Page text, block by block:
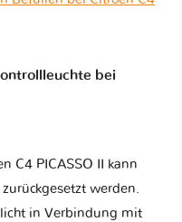
bei
C4 PICASSO II kann
werden.
in Verbindung mit